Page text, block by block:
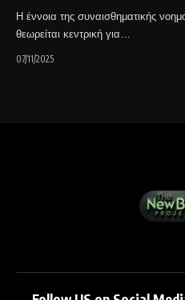
Η έννοια της συναισθηματικής
θεωρείται κεντρική για…
07/11/2025